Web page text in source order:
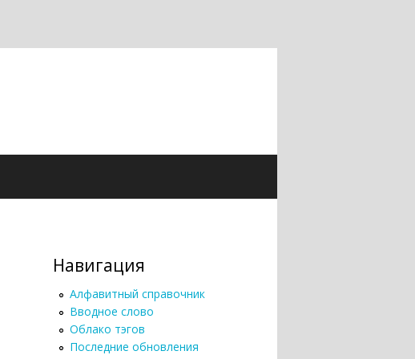
Навигация
Алфавитный справочник
Вводное слово
Облако тэгов
Последние обновления